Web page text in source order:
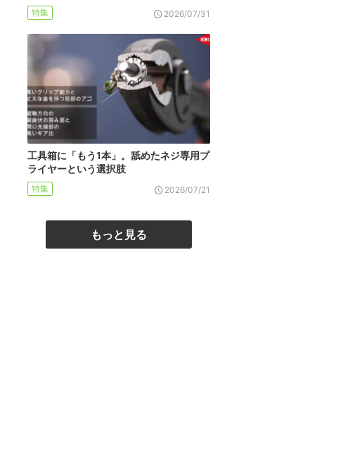
特集 2026/07/31
工具箱に「もう1本」。舐めたネジ専用プ
ライヤーという選択肢
特集 2026/07/21
もっと見る